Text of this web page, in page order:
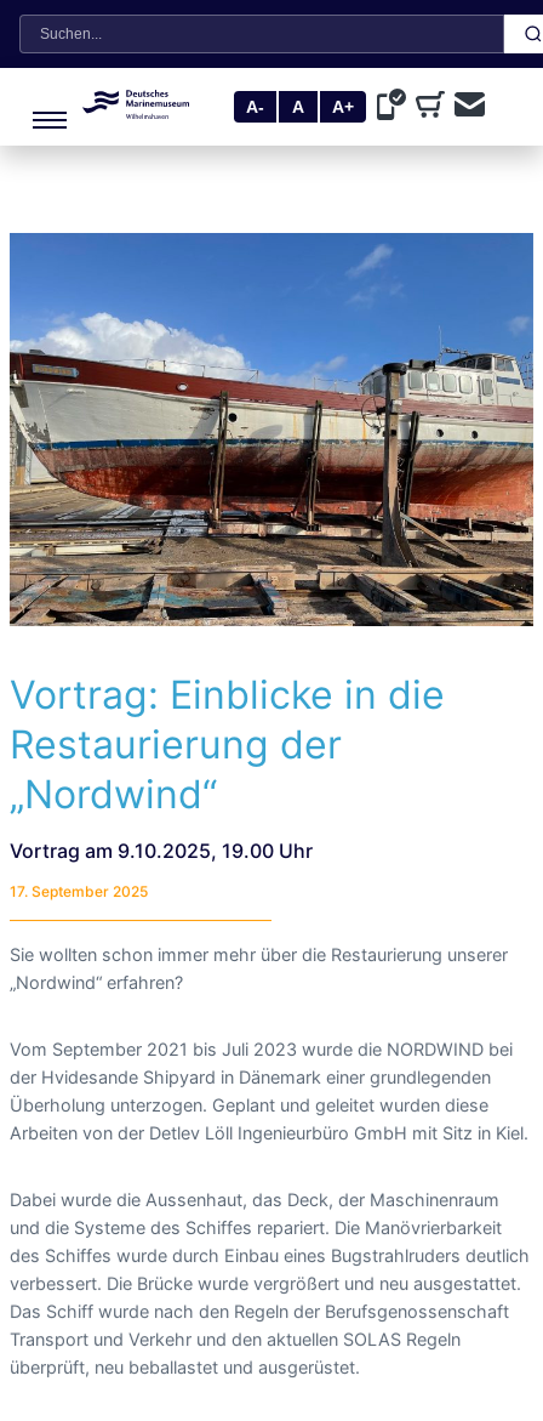
Suche
A- A A+
Vortrag: Einblicke in die
Restaurierung der
„Nordwind“
Vortrag am 9.10.2025, 19.00 Uhr
17. September 2025
Sie wollten schon immer mehr über die Restaurierung unserer
„Nordwind“ erfahren?
Vom September 2021 bis Juli 2023 wurde die NORDWIND bei
der Hvidesande Shipyard in Dänemark einer grundlegenden
Überholung unterzogen. Geplant und geleitet wurden diese
Arbeiten von der Detlev Löll Ingenieurbüro GmbH mit Sitz in Kiel.
Dabei wurde die Aussenhaut, das Deck, der Maschinenraum
und die Systeme des Schiffes repariert. Die Manövrierbarkeit
des Schiffes wurde durch Einbau eines Bugstrahlruders deutlich
verbessert. Die Brücke wurde vergrößert und neu ausgestattet.
Das Schiff wurde nach den Regeln der Berufsgenossenschaft
Transport und Verkehr und den aktuellen SOLAS Regeln
überprüft, neu beballastet und ausgerüstet.